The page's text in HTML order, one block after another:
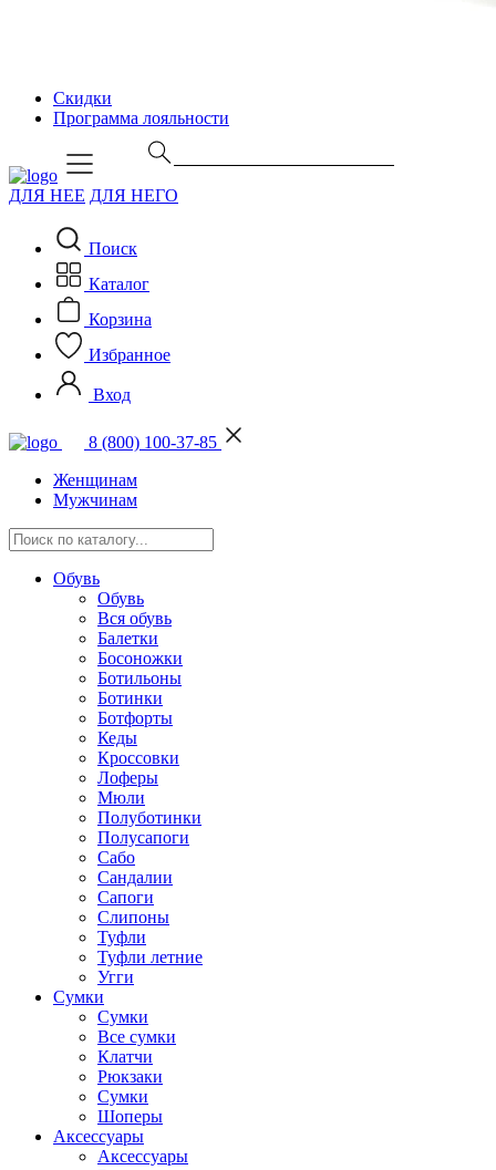
Скидки
Программа лояльности
ДЛЯ НЕЕ ДЛЯ НЕГО
Поиск
Каталог
Корзина
Избранное
Вход
8 (800) 100-37-85
Женщинам
Мужчинам
Обувь
Обувь
Вся обувь
Балетки
Босоножки
Ботильоны
Ботинки
Ботфорты
Кеды
Кроссовки
Лоферы
Мюли
Полуботинки
Полусапоги
Сабо
Сандалии
Сапоги
Слипоны
Туфли
Туфли летние
Угги
Сумки
Сумки
Все сумки
Клатчи
Рюкзаки
Сумки
Шоперы
Аксессуары
Аксессуары